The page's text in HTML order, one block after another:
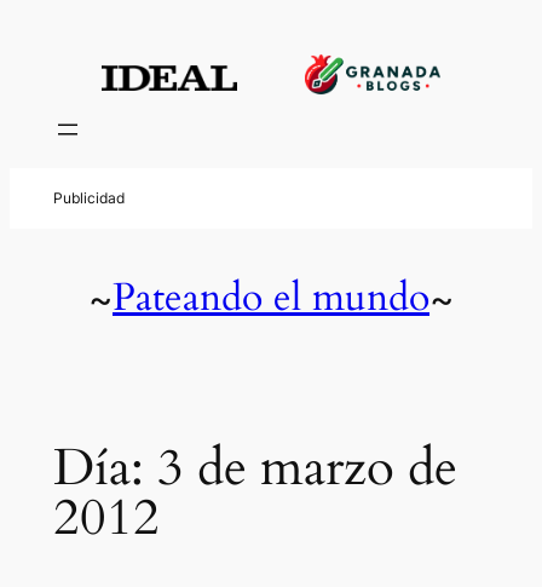
contenido
~Pateando el mundo~
Día: 3 de marzo de
2012